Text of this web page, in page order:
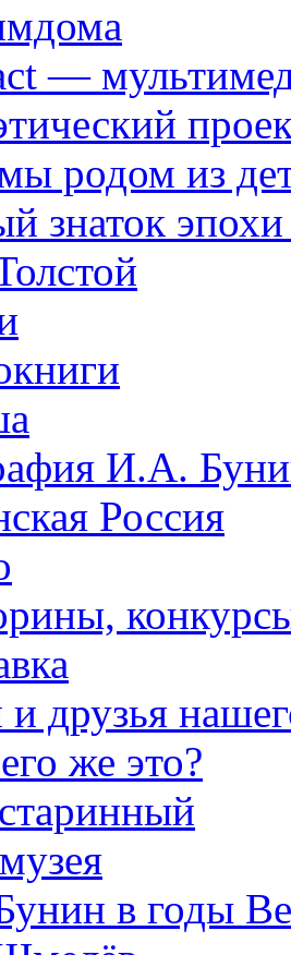
—
родом из
знаток
И.А.
Россия
и друзья
же это?
в годы